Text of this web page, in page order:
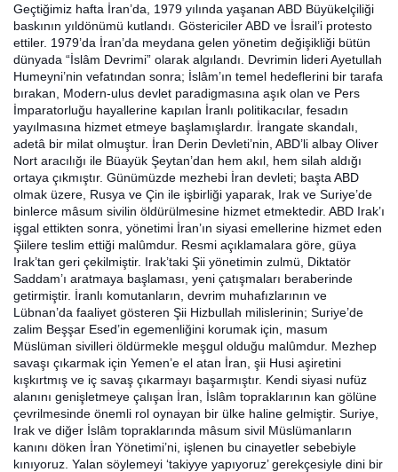
Geçtiğimiz hafta İran’da, 1979 yılında yaşanan ABD Büyükelçiliği
baskının yıldönümü kutlandı. Göstericiler ABD ve İsrail’i protesto
ettiler. 1979’da İran’da meydana gelen yönetim değişikliği bütün
dünyada “İslâm Devrimi” olarak algılandı. Devrimin lideri Ayetullah
Humeyni’nin vefatından sonra; İslâm’ın temel hedeflerini bir tarafa
bırakan, Modern-ulus devlet paradigmasına aşık olan ve Pers
İmparatorluğu hayallerine kapılan İranlı politikacılar, fesadın
yayılmasına hizmet etmeye başlamışlardır. İrangate skandalı,
adetâ bir milat olmuştur. İran Derin Devleti’nin, ABD’li albay Oliver
Nort aracılığı ile Büayük Şeytan’dan hem akıl, hem silah aldığı
ortaya çıkmıştır. Günümüzde mezhebi İran devleti; başta ABD
olmak üzere, Rusya ve Çin ile işbirliği yaparak, Irak ve Suriye’de
binlerce mâsum sivilin öldürülmesine hizmet etmektedir. ABD Irak’ı
işgal ettikten sonra, yönetimi İran’ın siyasi emellerine hizmet eden
Şiilere teslim ettiği malûmdur. Resmi açıklamalara göre, güya
Irak’tan geri çekilmiştir. Irak’taki Şii yönetimin zulmü, Diktatör
Saddam’ı aratmaya başlaması, yeni çatışmaları beraberinde
getirmiştir. İranlı komutanların, devrim muhafızlarının ve
Lübnan’da faaliyet gösteren Şii Hizbullah milislerinin; Suriye’de
zalim Beşşar Esed’in egemenliğini korumak için, masum
Müslüman sivilleri öldürmekle meşgul olduğu malûmdur. Mezhep
savaşı çıkarmak için Yemen’e el atan İran, şii Husi aşiretini
kışkırtmış ve iç savaş çıkarmayı başarmıştır. Kendi siyasi nufüz
alanını genişletmeye çalışan İran, İslâm topraklarının kan gölüne
çevrilmesinde önemli rol oynayan bir ülke haline gelmiştir. Suriye,
Irak ve diğer İslâm topraklarında mâsum sivil Müslümanların
kanını döken İran Yönetimi’ni, işlenen bu cinayetler sebebiyle
kınıyoruz. Yalan söylemeyi ‘takiyye yapıyoruz’ gerekçesiyle dini bir